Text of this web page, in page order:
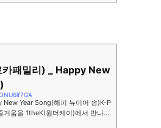
패밀리) _ Happy New
Year Song(해피 뉴이어 송)K-P
움을 1theK(원더케이)에서 만나보